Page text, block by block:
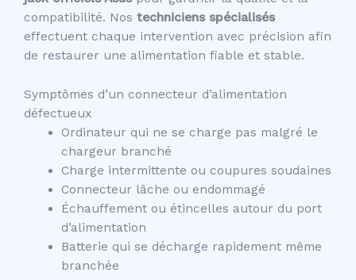
compatibilité. Nos techniciens spécialisés
effectuent chaque intervention avec précision afin
de restaurer une alimentation fiable et stable.
Symptômes d’un connecteur d’alimentation
défectueux
Ordinateur qui ne se charge pas malgré le
chargeur branché
Charge intermittente ou coupures soudaines
Connecteur lâche ou endommagé
Échauffement ou étincelles autour du port
d’alimentation
Batterie qui se décharge rapidement même
branchée